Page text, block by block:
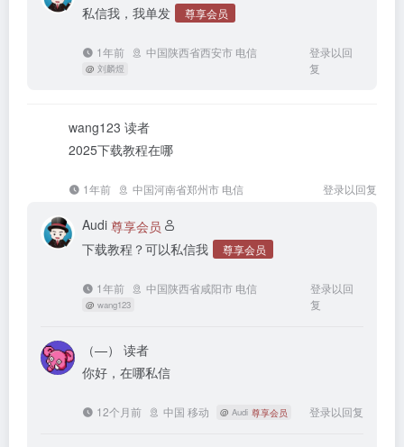
私信我，我单发
尊享会员
1年前 中国陕西省西安市 电信
@ 刘麟煜
登录以回
复
wang123 读者
2025下载教程在哪
1年前 中国河南省郑州市 电信 登录以回复
Audi 尊享会员
下载教程？可以私信我
尊享会员
1年前 中国陕西省咸阳市 电信
@ wang123
登录以回
复
（—） 读者
你好，在哪私信
12个月前 中国 移动 @ Audi 尊享会员 登录以回复